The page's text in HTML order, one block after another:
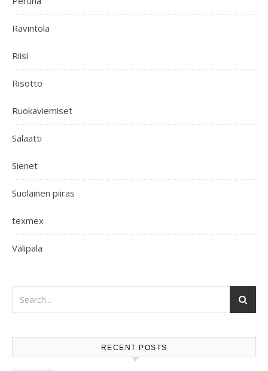
Ravintola
Riisi
Risotto
Ruokaviemiset
Salaatti
Sienet
Suolainen piiras
texmex
Välipala
RECENT POSTS